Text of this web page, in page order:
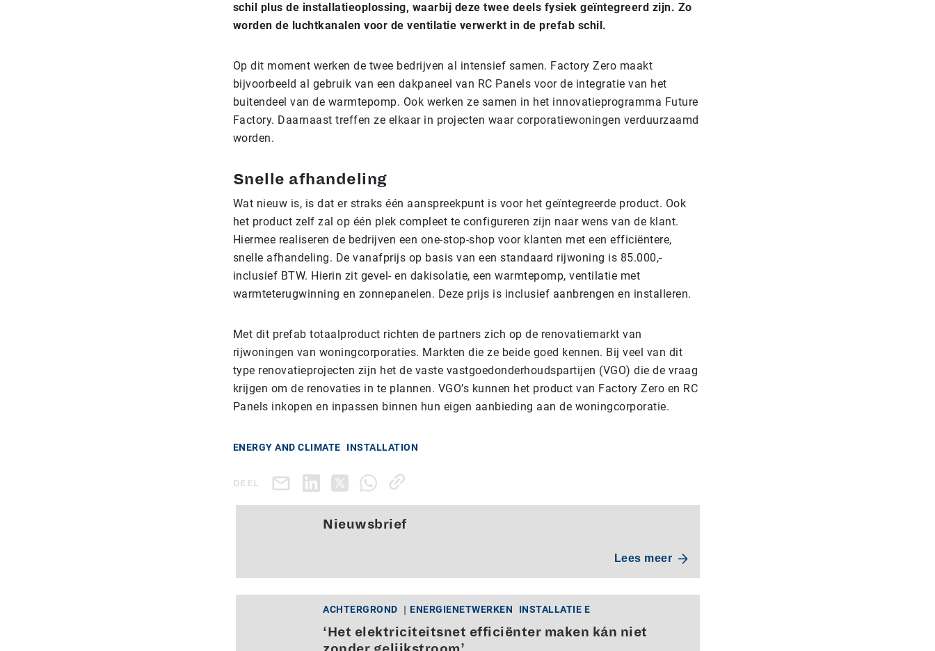
schil plus de installatieoplossing, waarbij deze twee deels fysiek geïntegreerd zijn. Zo
worden de luchtkanalen voor de ventilatie verwerkt in de prefab schil.
Op dit moment werken de twee bedrijven al intensief samen. Factory Zero maakt
bijvoorbeeld al gebruik van een dakpaneel van RC Panels voor de integratie van het
buitendeel van de warmtepomp. Ook werken ze samen in het innovatieprogramma Future
Factory. Daarnaast treffen ze elkaar in projecten waar corporatiewoningen verduurzaamd
worden.
Snelle afhandeling
Wat nieuw is, is dat er straks één aanspreekpunt is voor het geïntegreerde product. Ook
het product zelf zal op één plek compleet te configureren zijn naar wens van de klant.
Hiermee realiseren de bedrijven een one-stop-shop voor klanten met een efficiëntere,
snelle afhandeling. De vanafprijs op basis van een standaard rijwoning is 85.000,-
inclusief BTW. Hierin zit gevel- en dakisolatie, een warmtepomp, ventilatie met
warmteterugwinning en zonnepanelen. Deze prijs is inclusief aanbrengen en installeren.
Met dit prefab totaalproduct richten de partners zich op de renovatiemarkt van
rijwoningen van woningcorporaties. Markten die ze beide goed kennen. Bij veel van dit
type renovatieprojecten zijn het de vaste vastgoedonderhoudspartijen (VGO) die de vraag
krijgen om de renovaties in te plannen. VGO’s kunnen het product van Factory Zero en RC
Panels inkopen en inpassen binnen hun eigen aanbieding aan de woningcorporatie.
ENERGY AND CLIMATE INSTALLATION
DEEL
Nieuwsbrief
Lees meer
ACHTERGROND ENERGIENETWERKEN INSTALLATIE E
‘Het elektriciteitsnet efficiënter maken kán niet